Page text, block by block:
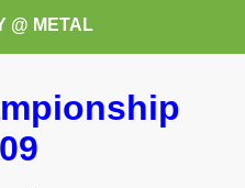
@ METAL